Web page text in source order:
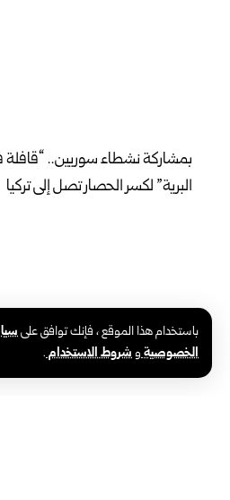
باستخدام هذا الموقع ، فإنك توافق على
الخصوصيةوشروط الاستخدام.
بمشاركة نشطاء سوريين..
البرية” لكسر الحصار تصل إلى تركيا